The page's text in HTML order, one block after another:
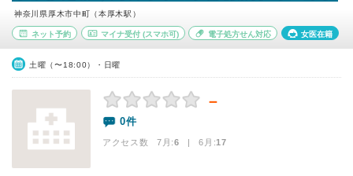
神奈川県厚木市中町（本厚木駅）
ネット予約 マイナ受付(スマホ可) 電子処方せん対応 女医在籍
土曜（〜18:00）・日曜
－
0件
アクセス数 7月:6 | 6月:17